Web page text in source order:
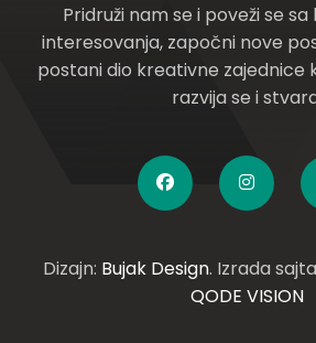
Pridruži nam se i poveži se
interesovanja, započni nove
postani dio kreativne zajednice
razvija se i
Dizajn: Bujak Design. Izrada
QODE VISION